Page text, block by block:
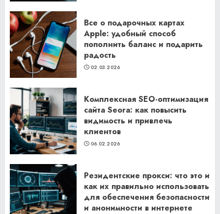
Все о подарочных картах
Apple: удобный способ
пополнить баланс и подарить
радость
02.03.2026
Комплексная SEO-оптимизация
сайта Seora: как повысить
видимость и привлечь
клиентов
06.02.2026
Резидентские прокси: что это и
как их правильно использовать
для обеспечения безопасности
и анонимности в интернете